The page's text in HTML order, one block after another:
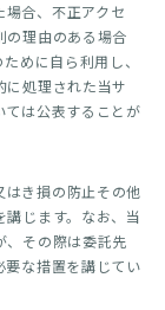
合、不正アクセ
の理由のある場合
めに自ら利用し、
に処理された当サ
ては公表することが
き損の防止その他
じます。なお、当
、その際は委託先
要な措置を講じてい